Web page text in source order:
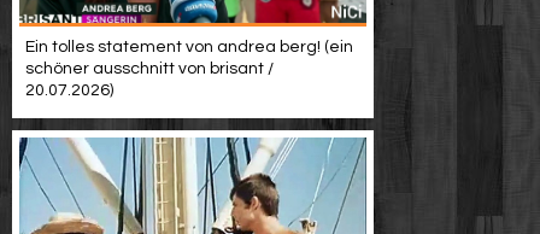
Ein tolles statement von andrea berg! (ein
schöner ausschnitt von brisant /
20.07.2026)